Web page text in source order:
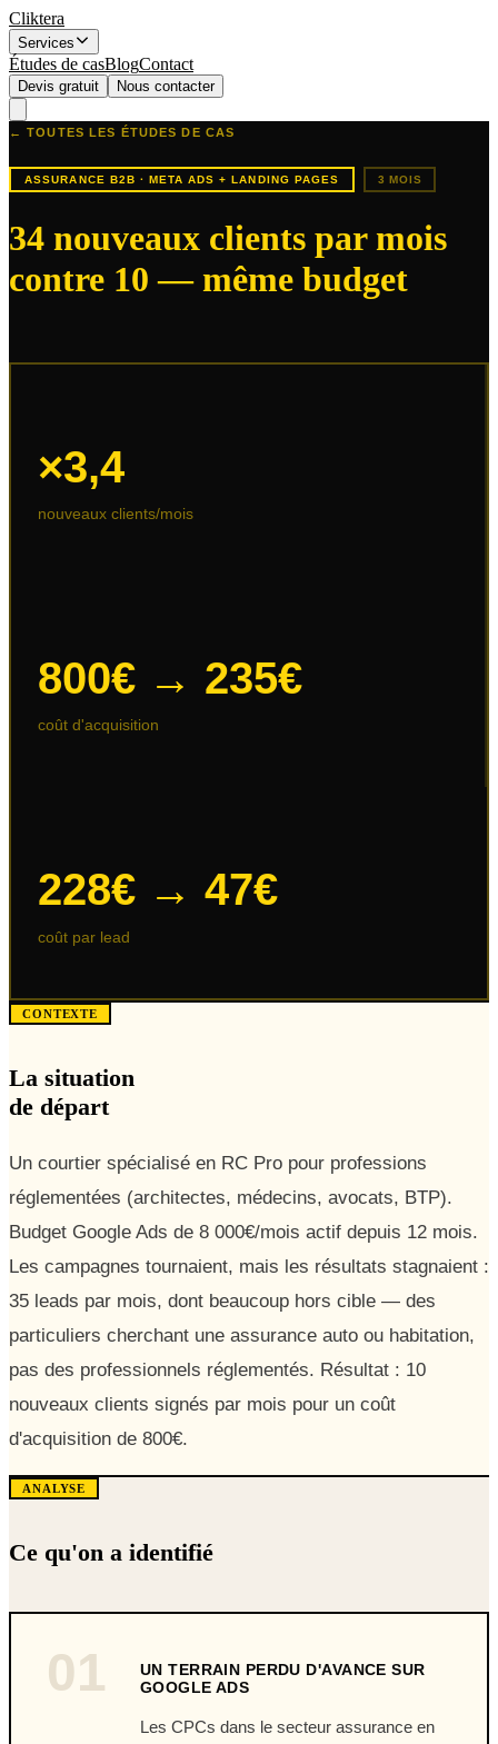
Cliktera
Services
Études de casBlogContact
Devis gratuit Nous contacter
← TOUTES LES ÉTUDES DE CAS
ASSURANCE B2B · META ADS + LANDING PAGES 3 MOIS
34 nouveaux clients par mois
contre 10 — même budget
×3,4
nouveaux clients/mois
800€ → 235€
coût d'acquisition
228€ → 47€
coût par lead
CONTEXTE
La situation
de départ
Un courtier spécialisé en RC Pro pour professions
réglementées (architectes, médecins, avocats, BTP).
Budget Google Ads de 8 000€/mois actif depuis 12 mois.
Les campagnes tournaient, mais les résultats stagnaient :
35 leads par mois, dont beaucoup hors cible — des
particuliers cherchant une assurance auto ou habitation,
pas des professionnels réglementés. Résultat : 10
nouveaux clients signés par mois pour un coût
d'acquisition de 800€.
ANALYSE
Ce qu'on a identifié
01
UN TERRAIN PERDU D'AVANCE SUR
GOOGLE ADS
Les CPCs dans le secteur assurance en